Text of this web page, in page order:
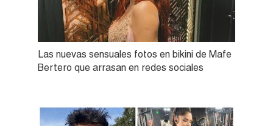
Las nuevas sensuales fotos en bikini de Mafe
Bertero que arrasan en redes sociales